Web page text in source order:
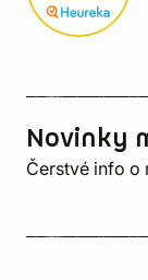
Novinky
Čerstvé info o